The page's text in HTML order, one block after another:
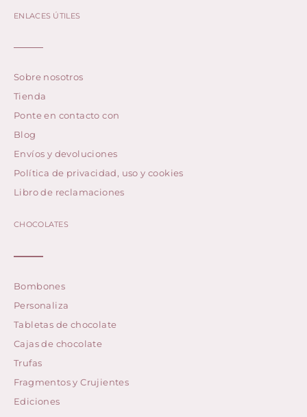
ENLACES ÚTILES
Sobre nosotros
Tienda
Ponte en contacto con
Blog
Envíos y devoluciones
Política de privacidad, uso y cookies
Libro de reclamaciones
CHOCOLATES
Bombones
Personaliza
Tabletas de chocolate
Cajas de chocolate
Trufas
Fragmentos y Crujientes
Ediciones